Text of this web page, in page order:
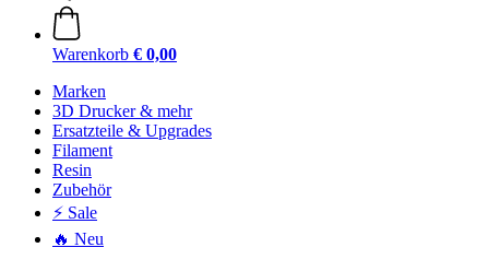
Warenkorb € 0,00
Marken
3D Drucker & mehr
Ersatzteile & Upgrades
Filament
Resin
Zubehör
⚡ Sale
🔥 Neu